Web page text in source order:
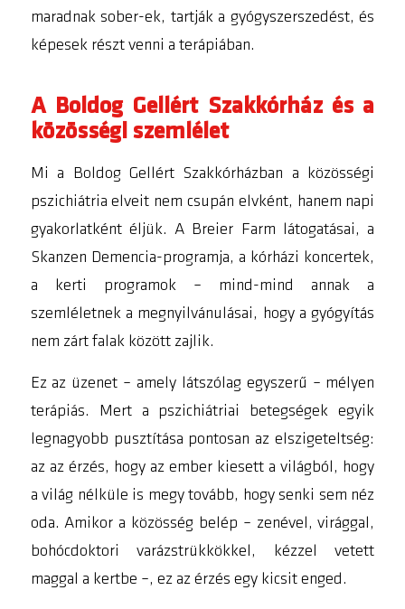
maradnak sober-ek, tartják a gyógyszerszedést, és
képesek részt venni a terápiában.
A Boldog Gellért Szakkórház és a
közösségi szemlélet
Mi a Boldog Gellért Szakkórházban a közösségi
pszichiátria elveit nem csupán elvként, hanem napi
gyakorlatként éljük. A Breier Farm látogatásai, a
Skanzen Demencia-programja, a kórházi koncertek,
a kerti programok – mind-mind annak a
szemléletnek a megnyilvánulásai, hogy a gyógyítás
nem zárt falak között zajlik.
Ez az üzenet – amely látszólag egyszerű – mélyen
terápiás. Mert a pszichiátriai betegségek egyik
legnagyobb pusztítása pontosan az elszigeteltség:
az az érzés, hogy az ember kiesett a világból, hogy
a világ nélküle is megy tovább, hogy senki sem néz
oda. Amikor a közösség belép – zenével, virággal,
bohócdoktori varázstrükkökkel, kézzel vetett
maggal a kertbe –, ez az érzés egy kicsit enged.